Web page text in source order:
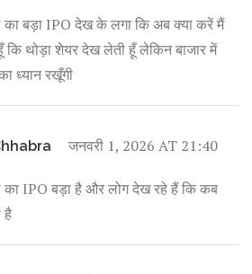
का बड़ा IPO देख के लगा कि अब क्या करें मैं
कि थोड़ा शेयर देख लेती हूँ लेकिन बाजार में
ध्यान रखूँगी
जनवरी 1, 2026 AT 21:40
का IPO बड़ा है और लोग देख रहे हैं कि कब
है